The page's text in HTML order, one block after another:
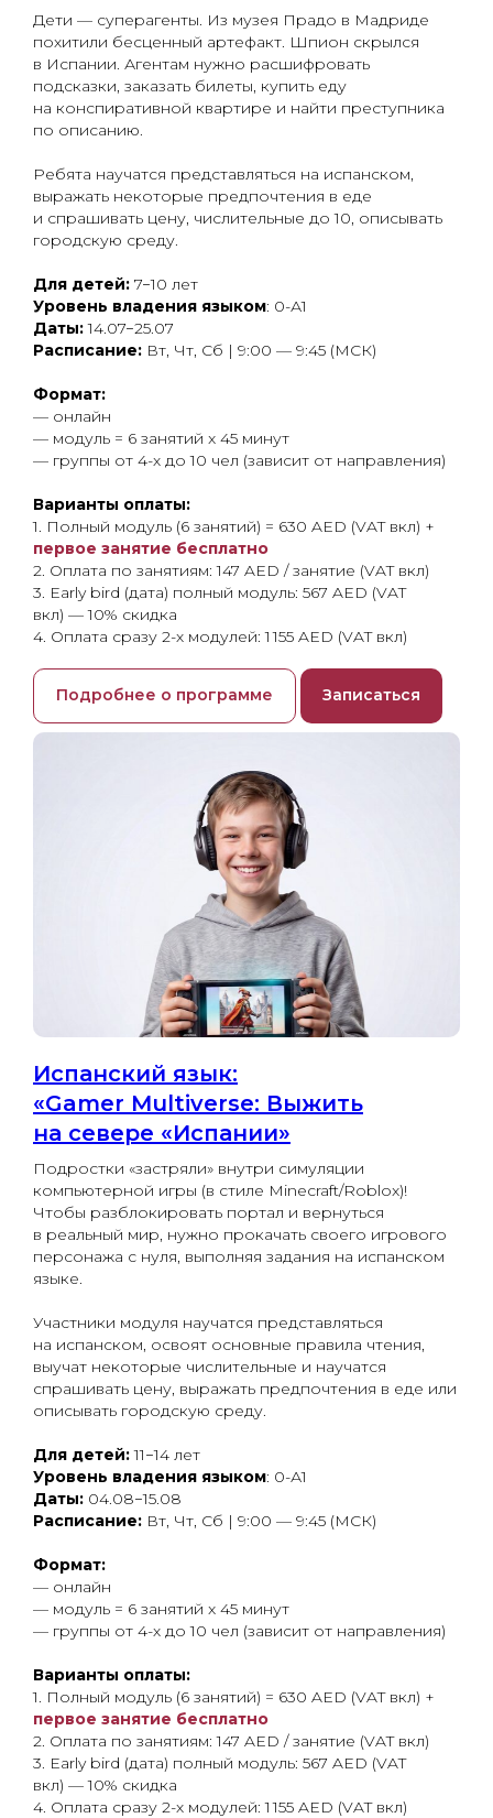
Дети — суперагенты. Из музея Прадо в Мадриде
похитили бесценный артефакт. Шпион скрылся
в Испании. Агентам нужно расшифровать
подсказки, заказать билеты, купить еду
на конспиративной квартире и найти преступника
по описанию.
Ребята научатся представляться на испанском,
выражать некоторые предпочтения в еде
и спрашивать цену, числительные до 10, описывать
городскую среду.
Для детей: 7−10 лет
Уровень владения языком: 0-А1
Даты:14.07−25.07
Расписание: Вт, Чт, Сб | 9:00 — 9:45 (МСК)
Формат:
— онлайн
— модуль = 6 занятий x 45 минут
— группы от 4-х до 10 чел (зависит от направления)
Варианты оплаты:
1. Полный модуль (6 занятий) = 630 AED (VAT вкл) +
первое занятие бесплатно
2. Оплата по занятиям: 147 AED / занятие (VAT вкл)
3. Early bird (дата) полный модуль: 567 AED (VAT
вкл) — 10% скидка
4. Оплата сразу 2-х модулей: 1 155 AED (VAT вкл)
Подробнее о программе Записаться
Испанский язык:
«Gamer Multiverse: Выжить
на севере «Испании»
Подростки «застряли» внутри симуляции
компьютерной игры (в стиле Minecraft/Roblox)!
Чтобы разблокировать портал и вернуться
в реальный мир, нужно прокачать своего игрового
персонажа с нуля, выполняя задания на испанском
языке.
Участники модуля научатся представляться
на испанском, освоят основные правила чтения,
выучат некоторые числительные и научатся
спрашивать цену, выражать предпочтения в еде или
описывать городскую среду.
Для детей:11−14 лет
Уровень владения языком: 0-А1
Даты: 04.08−15.08
Расписание: Вт, Чт, Сб | 9:00 — 9:45 (МСК)
Формат:
— онлайн
— модуль = 6 занятий x 45 минут
— группы от 4-х до 10 чел (зависит от направления)
Варианты оплаты:
1. Полный модуль (6 занятий) = 630 AED (VAT вкл) +
первое занятие бесплатно
2. Оплата по занятиям: 147 AED / занятие (VAT вкл)
3. Early bird (дата) полный модуль: 567 AED (VAT
вкл) — 10% скидка
4. Оплата сразу 2-х модулей: 1 155 AED (VAT вкл)